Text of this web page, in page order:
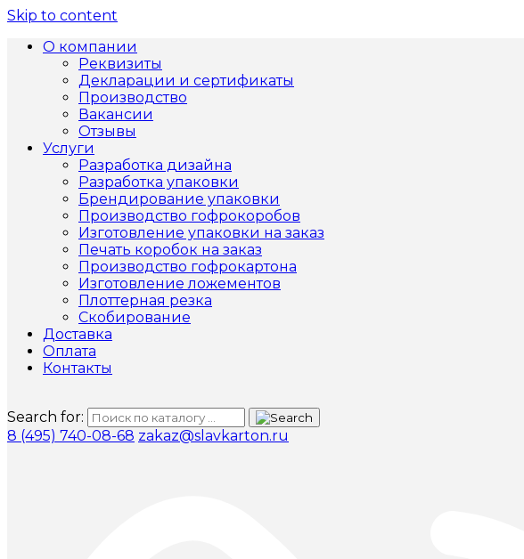
Skip to content
О компании
Реквизиты
Декларации и сертификаты
Производство
Вакансии
Отзывы
Услуги
Разработка дизайна
Разработка упаковки
Брендирование упаковки
Производство гофрокоробов
Изготовление упаковки на заказ
Печать коробок на заказ
Производство гофрокартона
Изготовление ложементов
Плоттерная резка
Скобирование
Доставка
Оплата
Контакты
Search for:
8 (495) 740-08-68 zakaz@slavkarton.ru